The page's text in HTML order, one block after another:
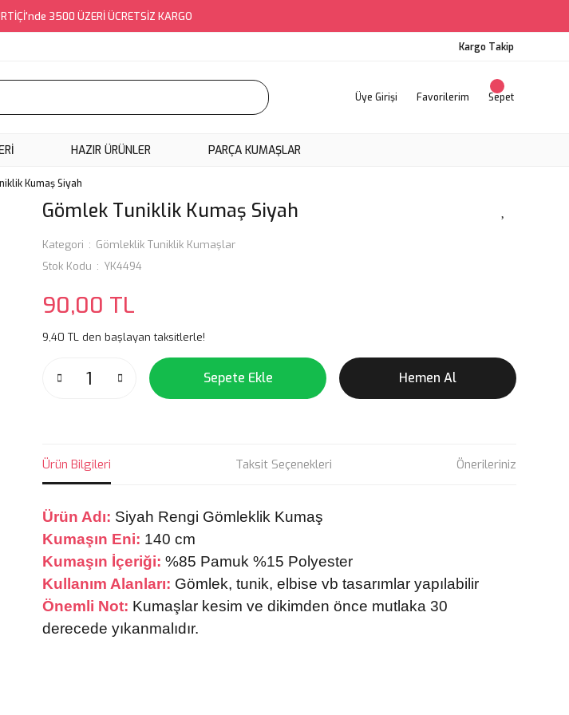
3500 ÜZERİ ÜCRETSİZ KARGO
Kargo Takip
Üye Girişi Favorilerim Sepet
HAZIR ÜRÜNLER PARÇA KUMAŞLAR
Kumaş Siyah
Gömlek Tuniklik Kumaş Siyah
Kategori
Gömleklik Tuniklik Kumaşlar
Stok Kodu
YK4494
90,00 TL
9,40 TL den başlayan taksitlerle!
Sepete Ekle Hemen Al
Ürün Bilgileri Taksit Seçenekleri Önerileriniz
Ürün Adı: Siyah Rengi Gömleklik Kumaş
Kumaşın Eni: 140 cm
Kumaşın İçeriği: %85 Pamuk %15 Polyester
Kullanım Alanları: Gömlek, tunik, elbise vb tasarımlar yapılabilir
Önemli Not: Kumaşlar kesim ve dikimden önce mutlaka 30
derecede yıkanmalıdır.